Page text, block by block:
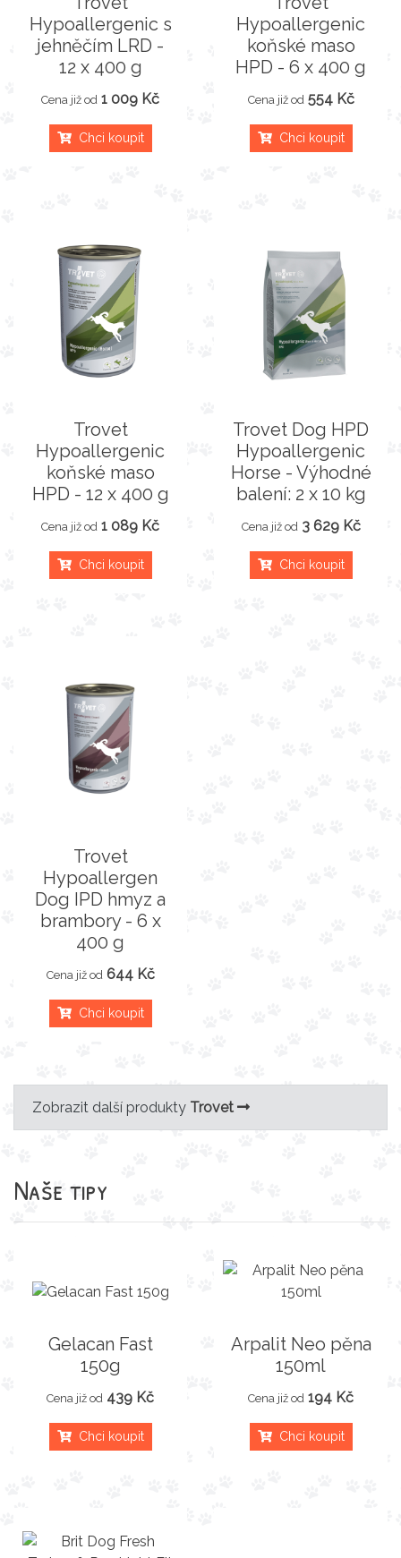
Hypoallergenic s
jehněčím LRD -
12 x 400 g
Cena již od 1 009 Kč
Chci koupit
Hypoallergenic
koňské maso
HPD - 6 x 400 g
Cena již od 554 Kč
Chci koupit
Trovet
Hypoallergenic
koňské maso
HPD - 12 x 400 g
Cena již od 1 089 Kč
Chci koupit
Trovet Dog HPD
Hypoallergenic
Horse - Výhodné
balení: 2 x 10 kg
Cena již od 3 629 Kč
Chci koupit
Trovet
Hypoallergen
Dog IPD hmyz a
brambory - 6 x
400 g
Cena již od 644 Kč
Chci koupit
Zobrazit další produkty Trovet
Naše tipy
Gelacan Fast
150g
Cena již od 439 Kč
Chci koupit
Arpalit Neo pěna
150ml
Cena již od 194 Kč
Chci koupit